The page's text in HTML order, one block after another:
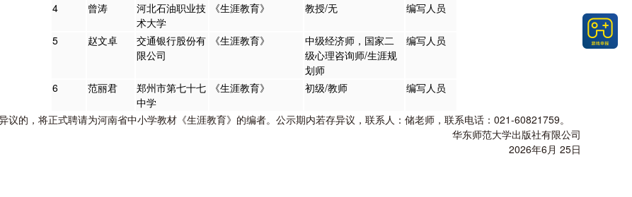
4
曾涛
河北石油职业技
术大学
《生涯教育》 教授/无 编写人员
5 赵文卓
交通银行股份有
限公司
《生涯教育》
中级经济师，国家二
级心理咨询师/生涯规
划师
编写人员
6 范丽君
郑州市第七十七
中学
《生涯教育》 初级/教师 编写人员
议的，将正式聘请为河南省中小学教材《生涯教育》的编者。公示期内若存异议，联系人：储老师，联系电话：021-60821759。
华东师范大学出版社有限公司
2026年6月 25日